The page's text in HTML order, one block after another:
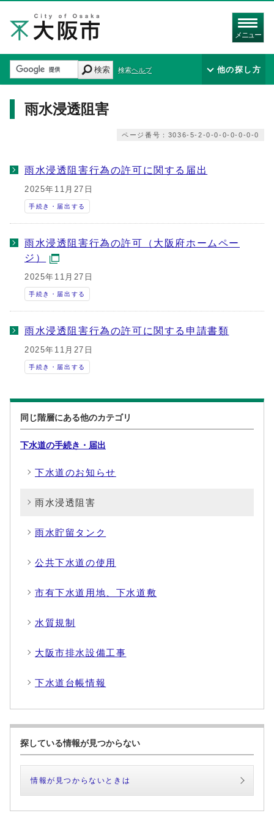
メニュー
検索 検索ヘルプ 他の探し方
雨水浸透阻害
ページ番号：3036-5-2-0-0-0-0-0-0-0
雨水浸透阻害行為の許可に関する届出
2025年11月27日
手続き・届出する
雨水浸透阻害行為の許可（大阪府ホームペー
ジ）
2025年11月27日
手続き・届出する
雨水浸透阻害行為の許可に関する申請書類
2025年11月27日
手続き・届出する
同じ階層にある他のカテゴリ
下水道の手続き・届出
下水道のお知らせ
雨水浸透阻害
雨水貯留タンク
公共下水道の使用
市有下水道用地、下水道敷
水質規制
大阪市排水設備工事
下水道台帳情報
探している情報が見つからない
情報が見つからないときは